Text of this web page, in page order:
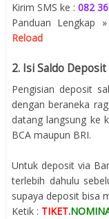
Kirim SMS ke : 082
Panduan Lengkap
Reload
2. Isi Saldo
Pengisian deposit
dengan beraneka
datang langsung ke
BCA maupun BRI.
Untuk deposit via
terlebih dahulu
supaya deposit bisa
Ketik : TIKET.